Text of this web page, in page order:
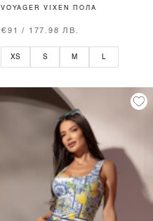
VOYAGER VIXEN ПОЛА
€91 / 177.98 ЛВ.
XS S M L